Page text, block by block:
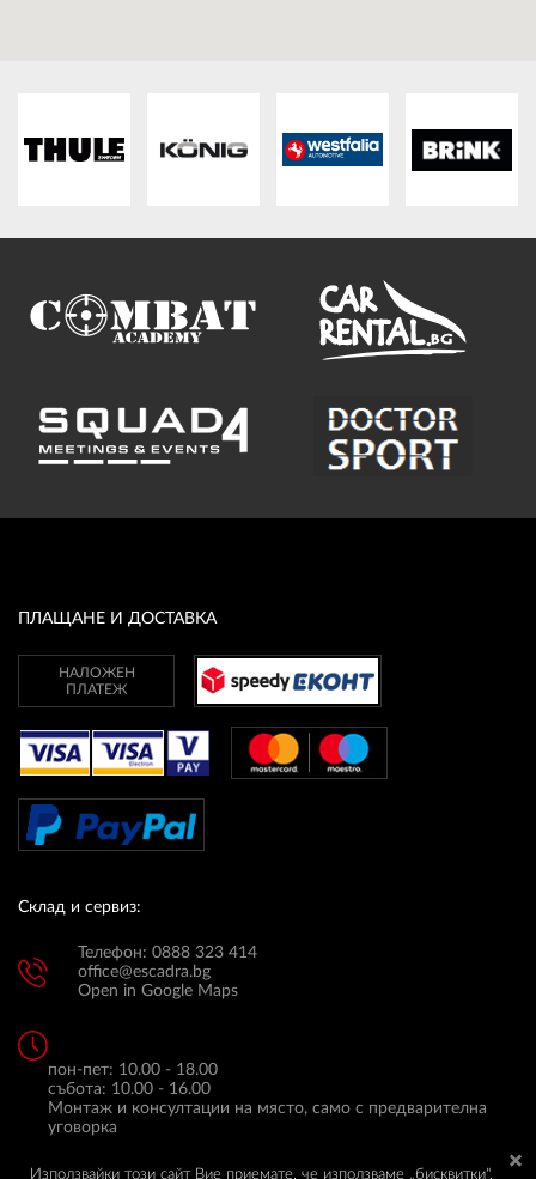
ПЛАЩАНЕ И ДОСТАВКА
НАЛОЖЕН
ПЛАТЕЖ
Склад и сервиз:
Телефон: 0888 323 414
office@escadra.bg
Open in Google Maps
пон-пет: 10.00 - 18.00
събота: 10.00 - 16.00
Монтаж и консултации на място, само с предварителна
уговорка
ПЛАТФОРМА ЗА ОРС
Използвайки този сайт Вие приемате, че използваме „бисквитки",